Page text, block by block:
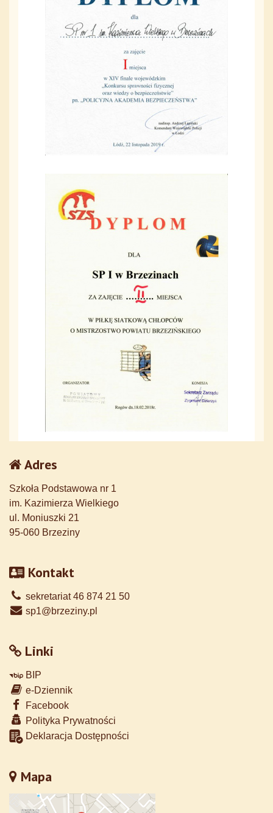
Adres
Szkoła Podstawowa nr 1
im. Kazimierza Wielkiego
ul. Moniuszki 21
95-060 Brzeziny
Kontakt
sekretariat 46 874 21 50
sp1@brzeziny.pl
Linki
BIP
e-Dziennik
Facebook
Polityka Prywatności
Deklaracja Dostępności
Mapa